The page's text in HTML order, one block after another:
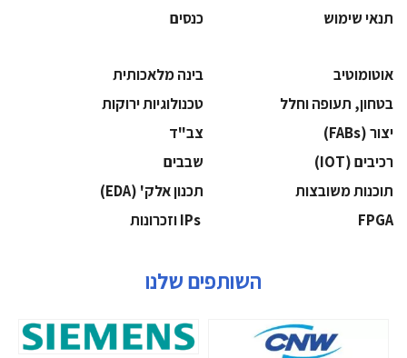
תנאי שימוש
כנסים
אוטומוטיב
בינה מלאכותית
בטחון, תעופה וחלל
‫טכנולוגיות ירוקות‬
‫יצור (‪(FABs‬‬
‫צב"ד‬
‫רכיבים‬ (IOT)
‫שבבים‬
‫תוכנות משובצות‬
‫תכנון אלק' (‪(EDA‬‬
‫‪FPGA‬‬
השותפים שלנו